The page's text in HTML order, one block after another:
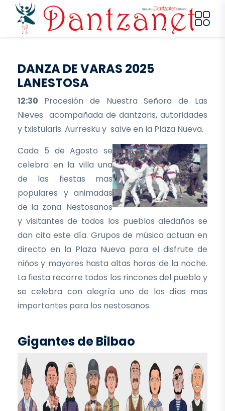
Pasar al contenido principal
DANZA DE VARAS 2025
LANESTOSA
12:30 Procesión de Nuestra Señora de Las
Nieves acompañada de dantzaris, autoridades
y txistularis. Aurresku y salve en la Plaza Nueva.
Cada 5 de Agosto se
celebra en la villa una
de las fiestas mas
populares y animadas
de la zona. Nestosanos
y visitantes de todos los pueblos aledaños se
dan cita este día. Grupos de música actuan en
directo en la Plaza Nueva para el disfrute de
niños y mayores hasta altas horas de la noche.
La fiesta recorre todos los rincones del pueblo y
se celebra con alegría uno de los días mas
importantes para los nestosanos.
Gigantes de Bilbao